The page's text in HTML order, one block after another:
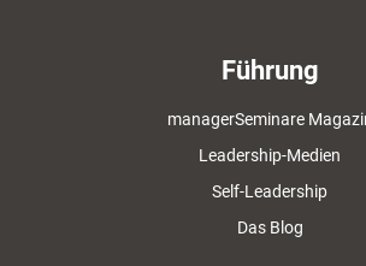
Führung
managerSeminare
Leadership-Medien
Self-Leadership
Das Blog